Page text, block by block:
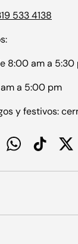
533 4138
8:00 am a 5:30
a 5:00 pm
y festivos:
WhatsAppTikTok